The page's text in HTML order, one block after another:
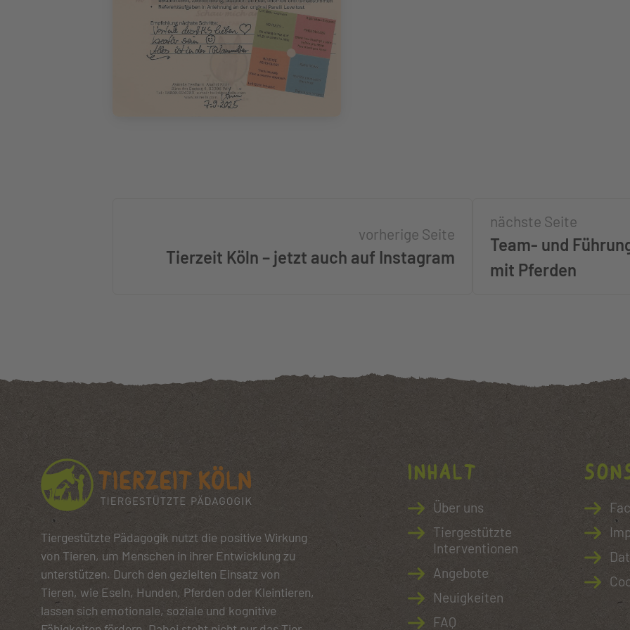
vorherige Seite
Tierzeit Köln – jetzt auch auf Instagram
nächste Seite
Team- und
mit Pferden
Tiergestützte Pädagogik nutzt die positive Wirkung
von Tieren, um Menschen in ihrer Entwicklung zu
unterstützen. Durch den gezielten Einsatz von
Tieren, wie Eseln, Hunden, Pferden oder Kleintieren,
lassen sich emotionale, soziale und kognitive
Inhalt
Über uns
Tiergestützte
Interventionen
Angebote
Neuigkeiten
FAQ